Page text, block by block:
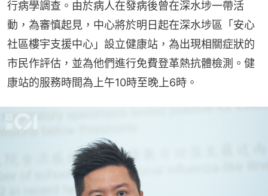
行病學調查。由於病人在發病後曾在深水埗一帶活
動，為審慎起見，中心將於明日起在深水埗區「安心
社區樓宇支援中心」設立健康站，為出現相關症狀的
市民作評估，並為他們進行免費登革熱抗體檢測。健
康站的服務時間為上午10時至晚上6時。